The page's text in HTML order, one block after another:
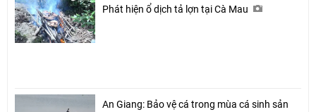
Phát hiện ổ dịch tả lợn tại Cà Mau
An Giang: Bảo vệ cá trong mùa cá sinh sản